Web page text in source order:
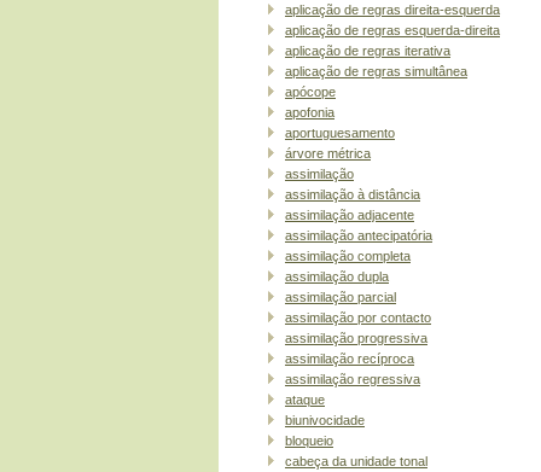
aplicação de regras direita-esquerda
aplicação de regras esquerda-direita
aplicação de regras iterativa
aplicação de regras simultânea
apócope
apofonia
aportuguesamento
árvore métrica
assimilação
assimilação à distância
assimilação adjacente
assimilação antecipatória
assimilação completa
assimilação dupla
assimilação parcial
assimilação por contacto
assimilação progressiva
assimilação recíproca
assimilação regressiva
ataque
biunivocidade
bloqueio
cabeça da unidade tonal